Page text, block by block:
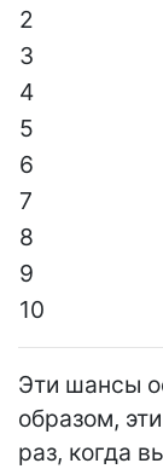
2
3
4
5
6
7
8
9
10
Эти шансы
образом,
раз, когда